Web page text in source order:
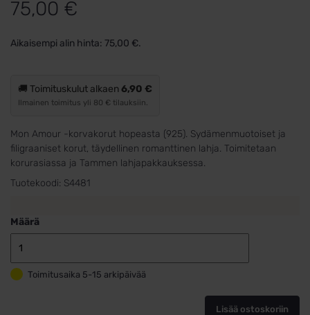
75,00 €
Aikaisempi alin hinta: 75,00 €.
🚚 Toimituskulut alkaen6,90 €
Ilmainen toimitus yli 80 € tilauksiin.
Mon Amour -korvakorut hopeasta (925). Sydämenmuotoiset ja
filigraaniset korut, täydellinen romanttinen lahja. Toimitetaan
korurasiassa ja Tammen lahjapakkauksessa.
Tuotekoodi: S4481
Määrä
Tammi
Jewelry
Toimitusaika 5-15 arkipäivää
Lisää ostoskoriin